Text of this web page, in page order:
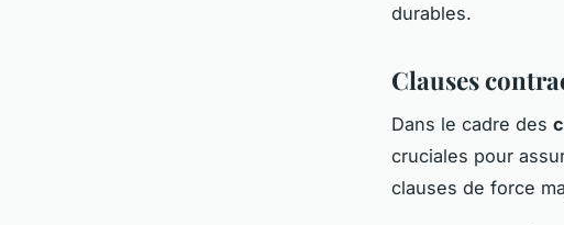
durables.
Clauses
Dans le cadre des
cruciales pour
clauses de force